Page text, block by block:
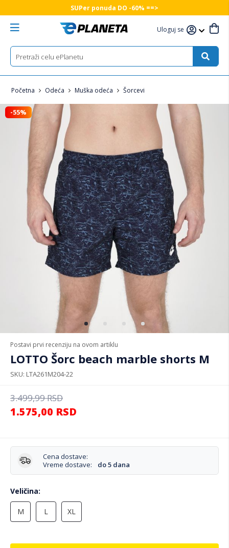
SUPer ponuda DO -60% ==>
Uloguj se
Početna Odeća Muška odeća Šorcevi
Postavi prvi recenziju na ovom artiklu
LOTTO Šorc beach marble shorts M
SKU LTA261M204-22
3.499,99RSD
1.575,00 RSD
Cena dostave:
Vreme dostave:
do 5 dana
Veličina
M L XL
-55%